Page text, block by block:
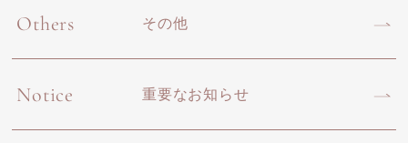
Others その他
Notice 重要なお知らせ